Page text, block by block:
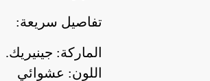
تفاصيل سريعة:
الماركة: جينيريك.
اللون: عشوائي